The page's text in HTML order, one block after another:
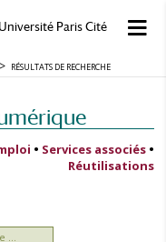
Paris Cité
RÉSULTATS DE RECHERCHE
• Services associés •
Réutilisations